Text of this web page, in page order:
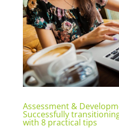
Assessment &
Successfully
with 8 practical tips